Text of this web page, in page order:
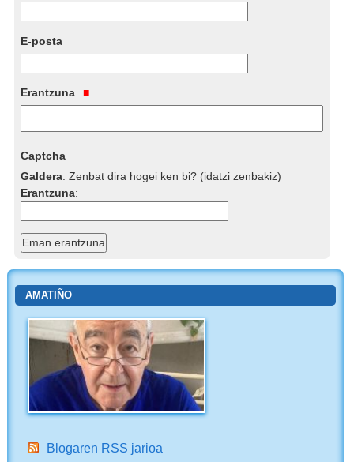
E-posta
Erantzuna
Captcha
Galdera:Zenbat dira hogei ken bi? (idatzi zenbakiz)
Erantzuna:
AMATIÑO
Blogaren RSS jarioa